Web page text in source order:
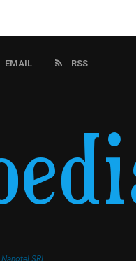
EMAIL RSS
Nanotel SRL